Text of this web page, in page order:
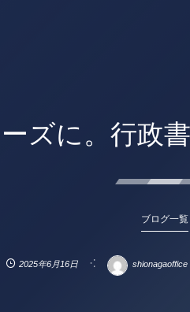
ズに。行政
ブログ一覧
2025年6月16日 shionagaoffice